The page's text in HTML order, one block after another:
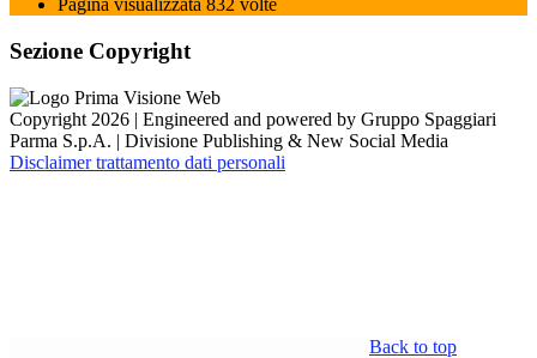
Pagina visualizzata 832 volte
Sezione Copyright
Copyright 2026 | Engineered and powered by Gruppo Spaggiari
Parma S.p.A. | Divisione Publishing & New Social Media
Disclaimer trattamento dati personali
Back to top